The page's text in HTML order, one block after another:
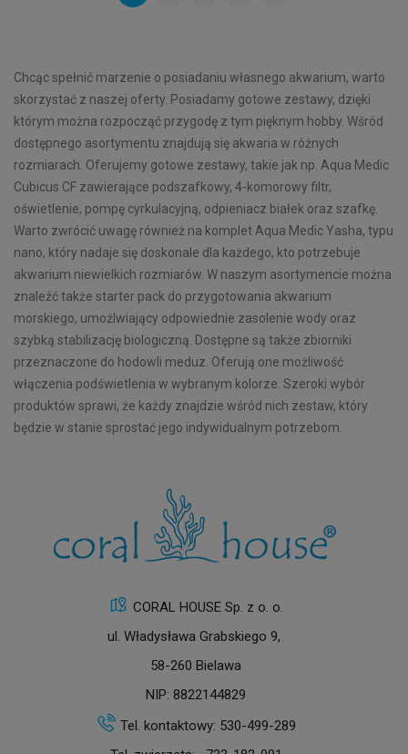
Chcąc spełnić marzenie o posiadaniu własnego akwarium, warto
skorzystać z naszej oferty. Posiadamy gotowe zestawy, dzięki
którym można rozpocząć przygodę z tym pięknym hobby. Wśród
dostępnego asortymentu znajdują się akwaria w różnych
rozmiarach. Oferujemy gotowe zestawy, takie jak np. Aqua Medic
Cubicus CF zawierające podszafkowy, 4-komorowy filtr,
oświetlenie, pompę cyrkulacyjną, odpieniacz białek oraz szafkę.
Warto zwrócić uwagę również na komplet Aqua Medic Yasha, typu
nano, który nadaje się doskonale dla każdego, kto potrzebuje
akwarium niewielkich rozmiarów. W naszym asortymencie można
znaleźć także starter pack do przygotowania akwarium
morskiego, umożlwiający odpowiednie zasolenie wody oraz
szybką stabilizację biologiczną. Dostępne są także zbiorniki
przeznaczone do hodowli meduz. Oferują one możliwość
włączenia podświetlenia w wybranym kolorze. Szeroki wybór
produktów sprawi, że każdy znajdzie wśród nich zestaw, który
będzie w stanie sprostać jego indywidualnym potrzebom.
CORAL HOUSE Sp. z o. o.
ul. Władysława Grabskiego 9,
58-260 Bielawa
NIP: 8822144829
Tel. kontaktowy: 530-499-289